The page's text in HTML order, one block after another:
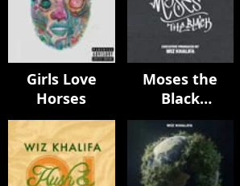
Girls Love
Horses
Moses the
Black
Soundtrack